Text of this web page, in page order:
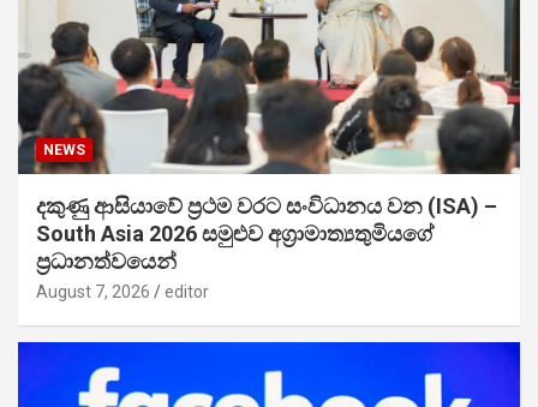
NEWS
දකුණු ආසියාවේ ප්‍රථම වරට සංවිධානය වන (ISA) –
South Asia 2026 සමුළුව අග්‍රාමාත්‍යතුමියගේ
ප්‍රධානත්වයෙන්
August 7, 2026 editor